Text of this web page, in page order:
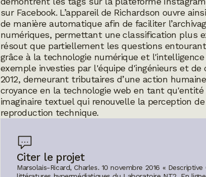
sur Facebook. L’appareil de Richardson ouvre
de manière automatique afin de faciliter
numériques, permettant une classification plus
résout que partiellement les questions
grâce à la technologie numérique et
exemple investies par l'équipe d'ingénieurs et
2012, demeurant tributaires d’une action
croyance en la technologie web en tant
imaginaire textuel qui renouvelle la perception
reproduction technique.
Citer le projet
Marsolais-Ricard, Charles. 10 novembre 2016 «